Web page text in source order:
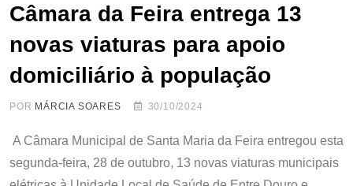
Câmara da Feira entrega 13
novas viaturas para apoio
domiciliário à população
POR MÁRCIA SOARES 30/10/2024
A Câmara Municipal de Santa Maria da Feira entregou esta
segunda-feira, 28 de outubro, 13 novas viaturas municipais